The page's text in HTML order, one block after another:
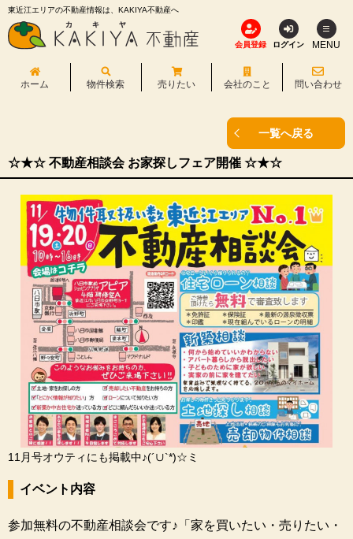
東近江エリアの不動産情報は、KAKIYA不動産へ
会員登録 ログイン MENU
ホーム 物件検索 売りたい 会社のこと 問い合わせ
一覧へ戻る
☆★☆ 不動産相談会 お家探しフェア開催 ☆★☆
11月号オウティにも掲載中♪(´∪`*)☆ミ
イベント内容
参加無料の不動産相談会です♪「家を買いたい・売りたい・